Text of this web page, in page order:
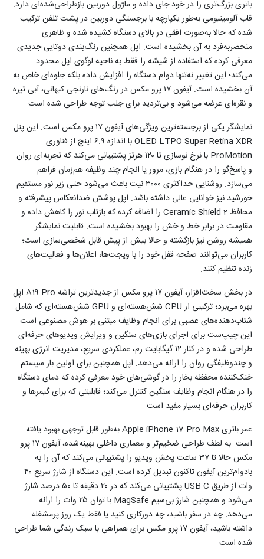
باتری بزرگ‌تری را در خود جای داده و ماژول دوربین بازطراحی‌شده‌ای دارد.
قاب آلومینیومی به‌طور یکپارچه با برجستگی دوربین در پشت تلفن ترکیب
شده که حالا به‌صورت افقی در بالای دستگاه کشیده شده و ظاهری
منحصربه‌فرد به آن بخشیده است. اپل همچنین رنگ‌بندی دو‌تایی جدیدی
معرفی کرده که استفاده از شیشه را فقط به ناحیه لوگوی اپل محدود
می‌کند؛ این تغییر نه‌تنها دوام دستگاه را افزایش داده بلکه جلوه‌ای خاص به
آن بخشیده است. آیفون ۱۷ پرو مکس در رنگ‌های نارنجی کیهانی، آبی تیره
و نقره‌ای عرضه می‌شود و بی‌تردید برای جلب توجه طراحی شده است.
نمایشگر یکی از برجسته‌ترین ویژگی‌های آیفون ۱۷ پرو مکس است. این پنل
OLED LTPO Super Retina XDR با اندازه ۶.۹ اینچ از فناوری
ProMotion با نرخ نوسازی تا ۱۲۰ هرتز پشتیبانی می‌کند که تجربه‌ای روان
و پاسخ‌گو را در هنگام بازی، مرور یا انجام چند وظیفه هم‌زمان فراهم
می‌سازد. روشنایی حداکثری ۳۰۰۰ نیت باعث می‌شود حتی زیر نور مستقیم
خورشید نیز خوانایی عالی داشته باشد. اپل پوشش ضدانعکاس پیشرفته و
محافظ Ceramic Shield 2 را اضافه کرده که بازتاب نور را کاهش داده و
مقاومت در برابر خط و خش را بهبود بخشیده است. قابلیت نمایشگر
همیشه روشن نیز بازگشته و حالا بیش از پیش قابل شخصی‌سازی است؛
کاربران می‌توانند صفحه قفل خود را با ویجت‌ها، اعلان‌ها و فعالیت‌های
زنده تنظیم کنند.
در بخش سخت‌افزار، آیفون ۱۷ پرو مکس از جدیدترین تراشه A19 Pro اپل
بهره می‌برد؛ ترکیبی از CPU شش‌هسته‌ای و GPU شش‌هسته‌ای که شامل
شتاب‌دهنده‌های عصبی برای انجام وظایف مبتنی بر هوش مصنوعی است.
این چیپ‌ست برای اجرای بازی‌های سنگین و ویرایش ویدیوهای حرفه‌ای
طراحی شده و در کنار ۱۲ گیگابایت رم، عملکردی سریع، مدیریت انرژی بهینه
و چندوظیفگی روان را ارائه می‌دهد. اپل همچنین برای اولین بار سیستم
خنک‌کننده محفظه بخار را در گوشی‌های خود معرفی کرده که دمای دستگاه
را در هنگام انجام وظایف سنگین کنترل می‌کند؛ قابلیتی که برای گیمرها و
کاربران حرفه‌ای بسیار مفید است.
عمر باتری Apple iPhone 17 Pro Max به‌طور قابل توجهی بهبود یافته
است. به لطف طراحی ضخیم‌تر و معماری داخلی بهینه‌شده، آیفون ۱۷ پرو
مکس حالا تا ۳۷ ساعت پخش ویدیو را پشتیبانی می‌کند که آن را به
بادوام‌ترین آیفون تاکنون تبدیل کرده است. این دستگاه از شارژ سریع ۴۰
وات از طریق USB-C پشتیبانی می‌کند که در ۲۰ دقیقه تا ۵۰ درصد شارژ
می‌شود و همچنین شارژ بی‌سیم MagSafe با توان ۲۵ وات را ارائه
می‌دهد. چه در سفر باشید، چه دورکاری کنید یا فقط یک روز پرمشغله
داشته باشید، آیفون ۱۷ پرو مکس برای همراهی با سبک زندگی شما طراحی
شده است.